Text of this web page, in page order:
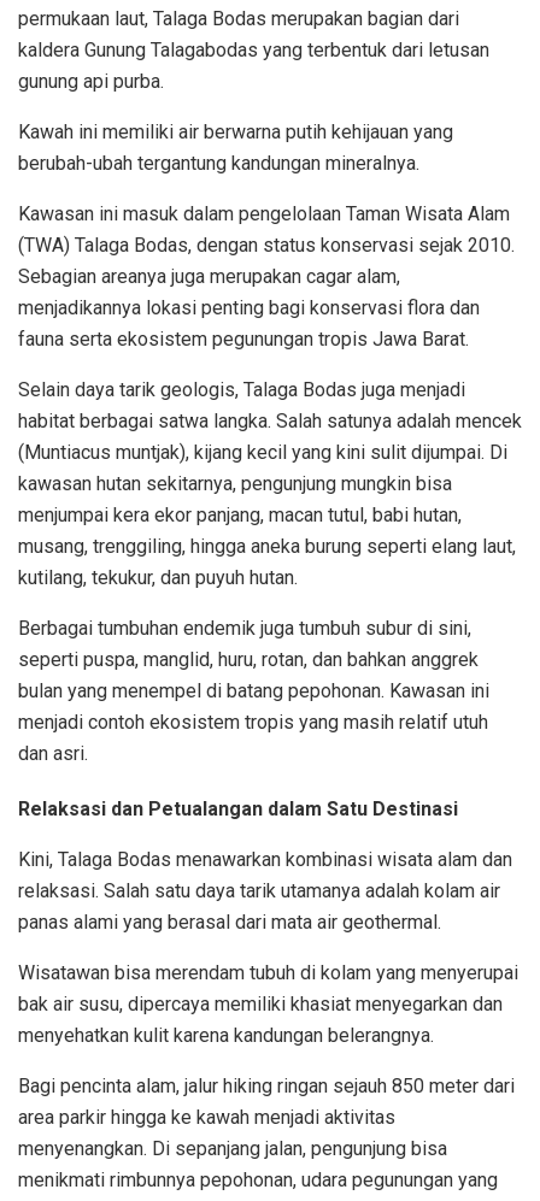
permukaan laut, Talaga Bodas merupakan bagian dari
kaldera Gunung Talagabodas yang terbentuk dari letusan
gunung api purba.
Kawah ini memiliki air berwarna putih kehijauan yang
berubah-ubah tergantung kandungan mineralnya.
Kawasan ini masuk dalam pengelolaan Taman Wisata Alam
(TWA) Talaga Bodas, dengan status konservasi sejak 2010.
Sebagian areanya juga merupakan cagar alam,
menjadikannya lokasi penting bagi konservasi flora dan
fauna serta ekosistem pegunungan tropis Jawa Barat.
Selain daya tarik geologis, Talaga Bodas juga menjadi
habitat berbagai satwa langka. Salah satunya adalah mencek
(Muntiacus muntjak), kijang kecil yang kini sulit dijumpai. Di
kawasan hutan sekitarnya, pengunjung mungkin bisa
menjumpai kera ekor panjang, macan tutul, babi hutan,
musang, trenggiling, hingga aneka burung seperti elang laut,
kutilang, tekukur, dan puyuh hutan.
Berbagai tumbuhan endemik juga tumbuh subur di sini,
seperti puspa, manglid, huru, rotan, dan bahkan anggrek
bulan yang menempel di batang pepohonan. Kawasan ini
menjadi contoh ekosistem tropis yang masih relatif utuh
dan asri.
Relaksasi dan Petualangan dalam Satu Destinasi
Kini, Talaga Bodas menawarkan kombinasi wisata alam dan
relaksasi. Salah satu daya tarik utamanya adalah kolam air
panas alami yang berasal dari mata air geothermal.
Wisatawan bisa merendam tubuh di kolam yang menyerupai
bak air susu, dipercaya memiliki khasiat menyegarkan dan
menyehatkan kulit karena kandungan belerangnya.
Bagi pencinta alam, jalur hiking ringan sejauh 850 meter dari
area parkir hingga ke kawah menjadi aktivitas
menyenangkan. Di sepanjang jalan, pengunjung bisa
menikmati rimbunnya pepohonan, udara pegunungan yang